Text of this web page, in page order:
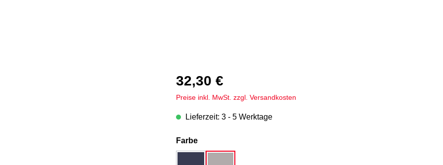
32,30 €
Preise inkl. MwSt. zzgl. Versandkosten
Lieferzeit: 3 - 5 Werktage
Farbeauswählen